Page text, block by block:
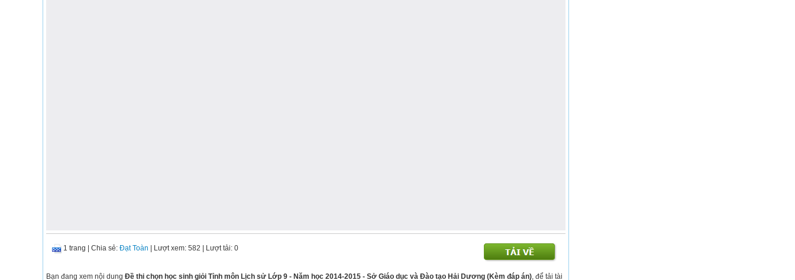
1 trang Chia sẻ: Đạt Toàn | Lượt xem: 582 | Lượt tải: 0
Bạn đang xem nội dung Đề thi chọn học sinh giỏi Tỉnh môn Lịch sử Lớp 9 - Năm học 2014-2015 - Sở Giáo dục và Đào tạo Hải Dương (Kèm đáp án), để tải tài